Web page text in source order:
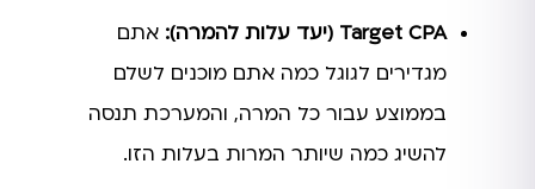
Target CPA (יעד עלות להמרה):
אתם
מגדירים לגוגל כמה אתם מוכנים לשלם
בממוצע עבור כל המרה, והמערכת תנסה
להשיג כמה שיותר המרות בעלות הזו.